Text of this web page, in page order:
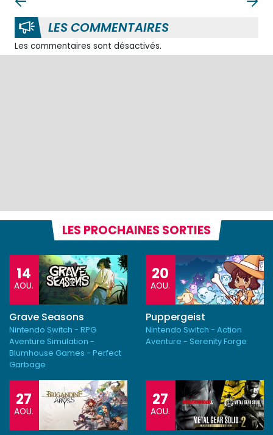
LES COMMENTAIRES
Les commentaires sont désactivés.
LES PROCHAINES SORTIES
14
AOU.
Grave Seasons
Nintendo Switch - RPG
Aventure Simulation -
Blumhouse Games - Perfect
Garbage
20
AOU.
Puppergeist
Nintendo Switch - Action
Aventure - Serenity Forge
27
AOU.
27
AOU.